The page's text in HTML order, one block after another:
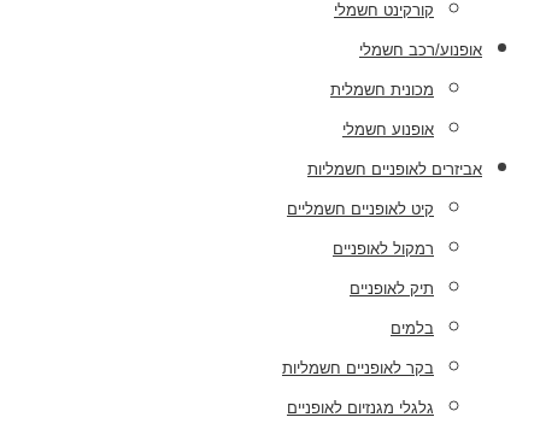
קורקינט חשמלי
אופנוע/רכב חשמלי
מכונית חשמלית
אופנוע חשמלי
אביזרים לאופניים חשמליות
קיט לאופניים חשמליים
רמקול לאופניים
תיק לאופניים
בלמים
בקר לאופניים חשמליות
גלגלי מגנזיום לאופניים